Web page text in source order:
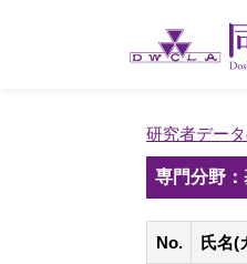
研究者デー
専門分野
No. 氏名(